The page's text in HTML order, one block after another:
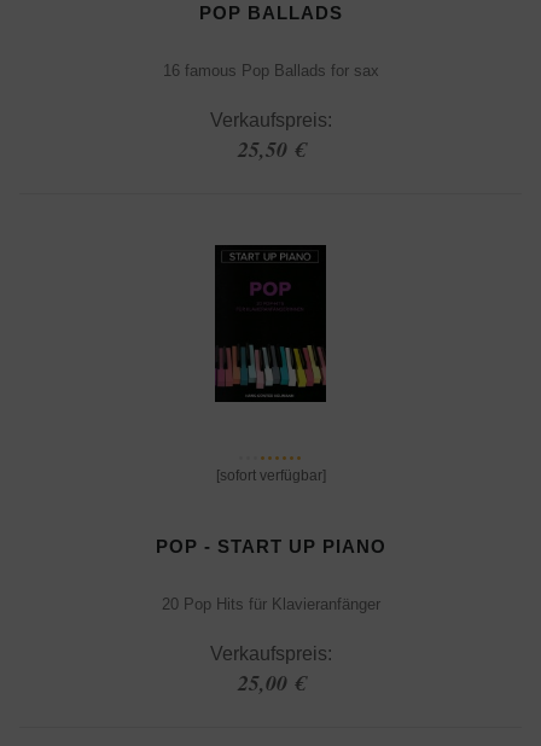
POP BALLADS
16 famous Pop Ballads for sax
Verkaufspreis:
25,50 €
[sofort verfügbar]
POP - START UP PIANO
20 Pop Hits für Klavieranfänger
Verkaufspreis:
25,00 €